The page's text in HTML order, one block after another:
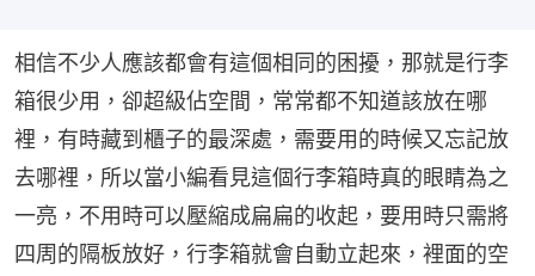
相信不少人應該都會有這個相同的困擾，那就是行李
箱很少用，卻超級佔空間，常常都不知道該放在哪
裡，有時藏到櫃子的最深處，需要用的時候又忘記放
去哪裡，所以當小編看見這個行李箱時真的眼睛為之
一亮，不用時可以壓縮成扁扁的收起，要用時只需將
四周的隔板放好，行李箱就會自動立起來，裡面的空